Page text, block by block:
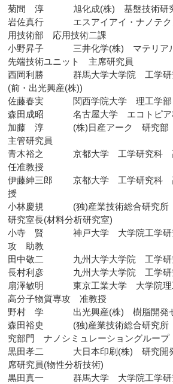
菊間 淳 旭化成(株) 基盤技術研究
岩佐真行 エスアイアイ・ナノテク
用技術部 応用技術二課
小野昇子 三井化学(株) マテリアル
先端技術ユニット 主席研究員
西岡利勝 群馬大学大学院 工学研
(前・出光興産(株))
佐藤春実 関西学院大学 理工学部
森田成昭 名古屋大学 エコトピア
加藤 淳 (株)日産アーク 研究部
主管研究員
青木裕之 京都大学 工学研究科
任准教授
伊藤紳三郎 京都大学 工学研究科
授
小林慶規 (独)産業技術総合研究所
研究室長(材料分析研究室)
小寺 賢 神戸大学 大学院工学研
攻 助教
田中敬二 九州大学大学院 工学研
長村利彦 九州大学大学院 工学研
扇澤敏明 東京工業大学 大学院理
高分子物質専攻 准教授
野村 学 出光興産(株) 樹脂開発セ
森田裕史 (独)産業技術総合研究所
究部門 ナノシミュレーショングルー
黒田孝二 大日本印刷(株) 研究開
席研究員(物性分析技術)
黒田真一 群馬大学 大学院工学研